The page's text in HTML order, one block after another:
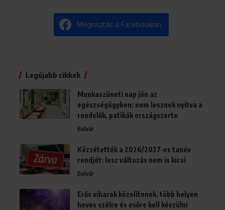
Megosztás a Facebookon
Legújabb cikkek
Munkaszüneti nap jön az
egészségügyben: nem lesznek nyitva a
rendelők, patikák országszerte
Bulvár
Közzétették a 2026/2027-es tanév
rendjét: lesz változás nem is kicsi
Bulvár
Erős viharok közelítenek, több helyen
heves szélre és esőre kell készülni